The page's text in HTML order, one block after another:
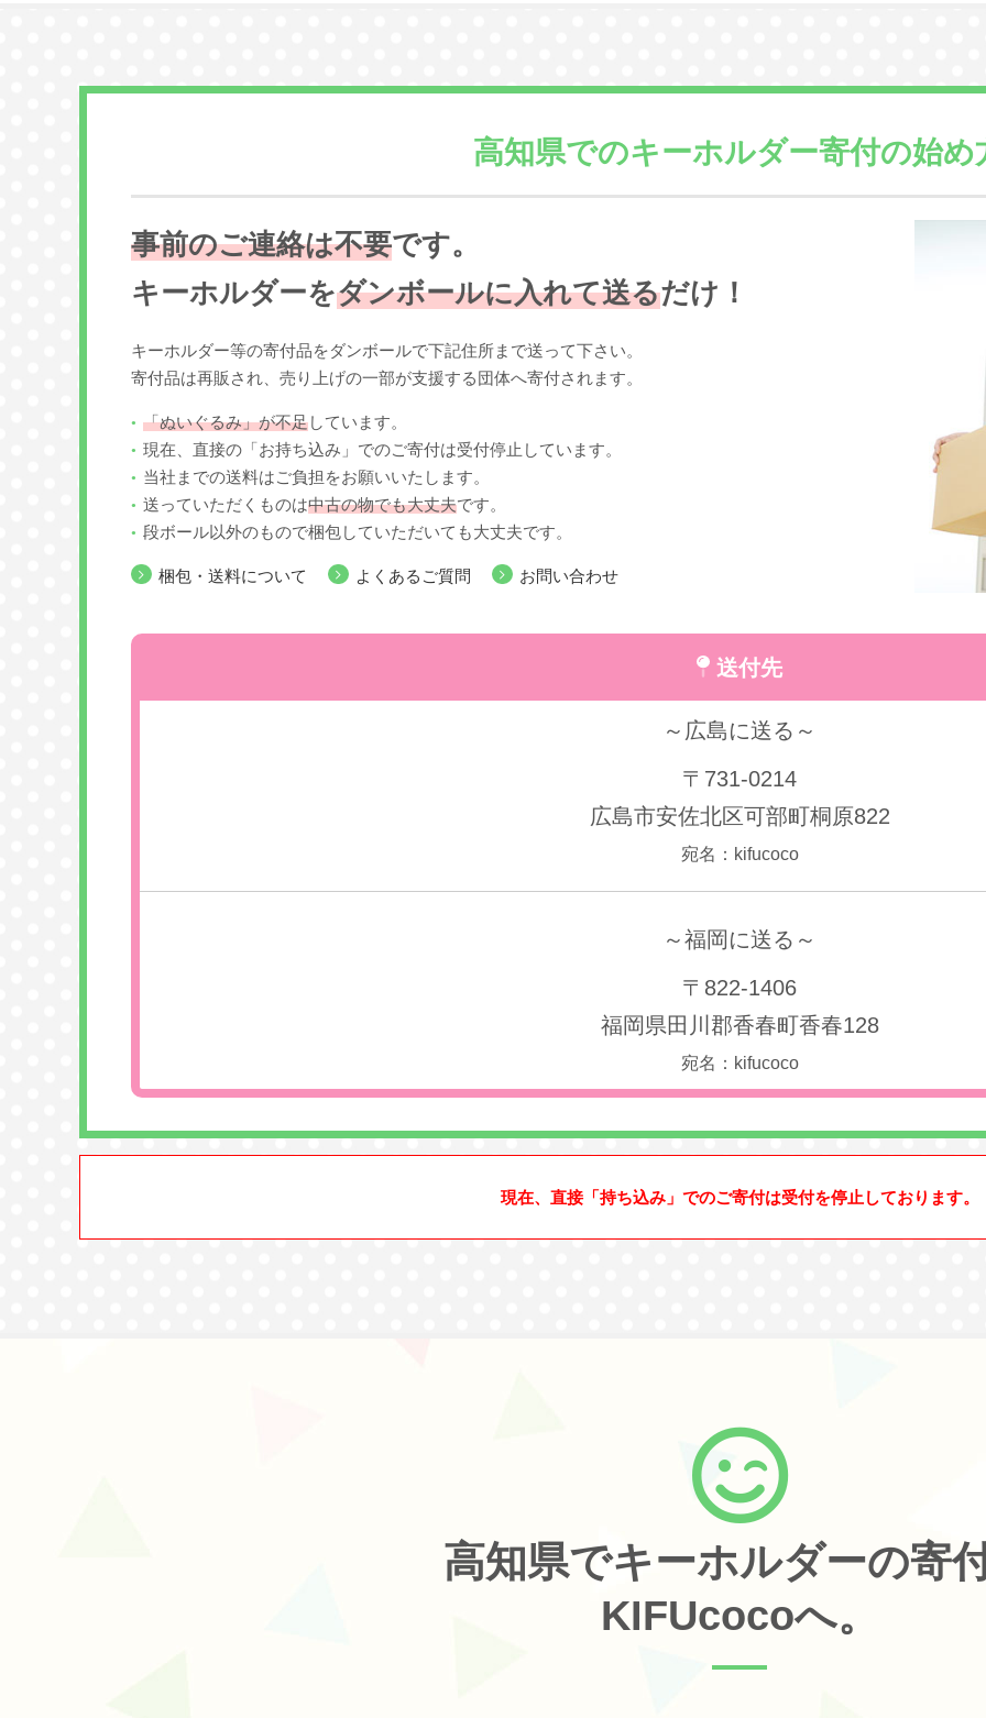
高知県でのキーホルダー寄付の始め
事前のご連絡は不要です。
キーホルダーをダンボールに入れて送るだけ！
キーホルダー等の寄付品をダンボールで下記住所まで送って下さい。
寄付品は再販され、売り上げの一部が支援する団体へ寄付されます。
「ぬいぐるみ」が不足しています。
現在、直接の「お持ち込み」でのご寄付は受付停止しています。
当社までの送料はご負担をお願いいたします。
送っていただくものは中古の物でも大丈夫です。
段ボール以外のもので梱包していただいても大丈夫です。
梱包・送料について よくあるご質問 お問い合わせ
送付先
～広島に送る～
〒731-0214
広島市安佐北区可部町桐原822
宛名：kifucoco
～福岡に送る～
〒822-1406
福岡県田川郡香春町香春128
宛名：kifucoco
現在、直接「持ち込み」でのご寄付は受付を停止しております。
高知県でキーホルダーの寄
KIFUcocoへ。